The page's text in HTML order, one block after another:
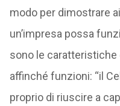
modo per dimostrare
un’impresa possa
sono le caratteristiche
affinché funzioni: “il
proprio di riuscire a